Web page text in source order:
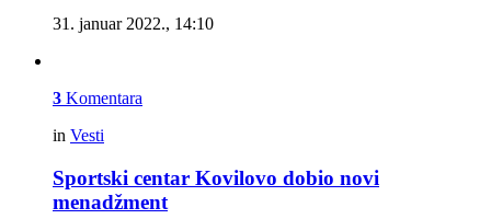
31. januar 2022., 14:10
3 Komentara
in Vesti
Sportski centar Kovilovo dobio novi
menadžment